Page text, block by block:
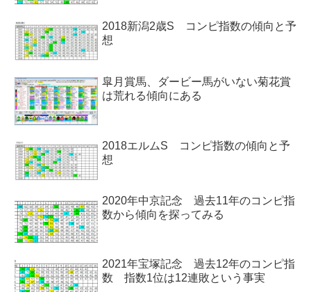
2018新潟2歳S コンピ指数の傾向と予
想
皐月賞馬、ダービー馬がいない菊花賞
は荒れる傾向にある
2018エルムS コンピ指数の傾向と予
想
2020年中京記念 過去11年のコンピ指
数から傾向を探ってみる
2021年宝塚記念 過去12年のコンピ指
数 指数1位は12連敗という事実